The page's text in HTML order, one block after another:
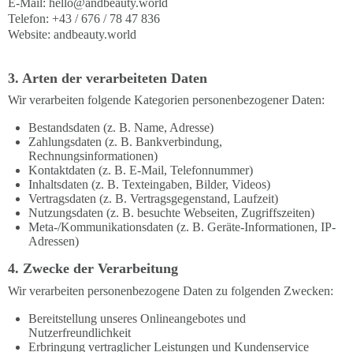
E-Mail: hello@andbeauty.world
Telefon: +43 / 676 / 78 47 836
Website: andbeauty.world
3. Arten der verarbeiteten Daten
Wir verarbeiten folgende Kategorien personenbezogener Daten:
Bestandsdaten (z. B. Name, Adresse)
Zahlungsdaten (z. B. Bankverbindung,
Rechnungsinformationen)
Kontaktdaten (z. B. E-Mail, Telefonnummer)
Inhaltsdaten (z. B. Texteingaben, Bilder, Videos)
Vertragsdaten (z. B. Vertragsgegenstand, Laufzeit)
Nutzungsdaten (z. B. besuchte Webseiten, Zugriffszeiten)
Meta-/Kommunikationsdaten (z. B. Geräte-Informationen, IP-
Adressen)
4. Zwecke der Verarbeitung
Wir verarbeiten personenbezogene Daten zu folgenden Zwecken:
Bereitstellung unseres Onlineangebotes und
Nutzerfreundlichkeit
Erbringung vertraglicher Leistungen und Kundenservice